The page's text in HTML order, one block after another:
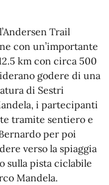
Trail
con un’importante
km con circa 500
godere di una
di Sestri
i partecipanti
tramite sentiero e
per poi
verso la spiaggia
sulla pista ciclabile
Mandela.